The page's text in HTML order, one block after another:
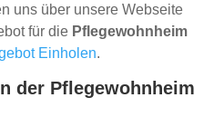
uns über unsere Webseite
für die Pflegewohnheim
Einholen.
der Pflegewohnheim